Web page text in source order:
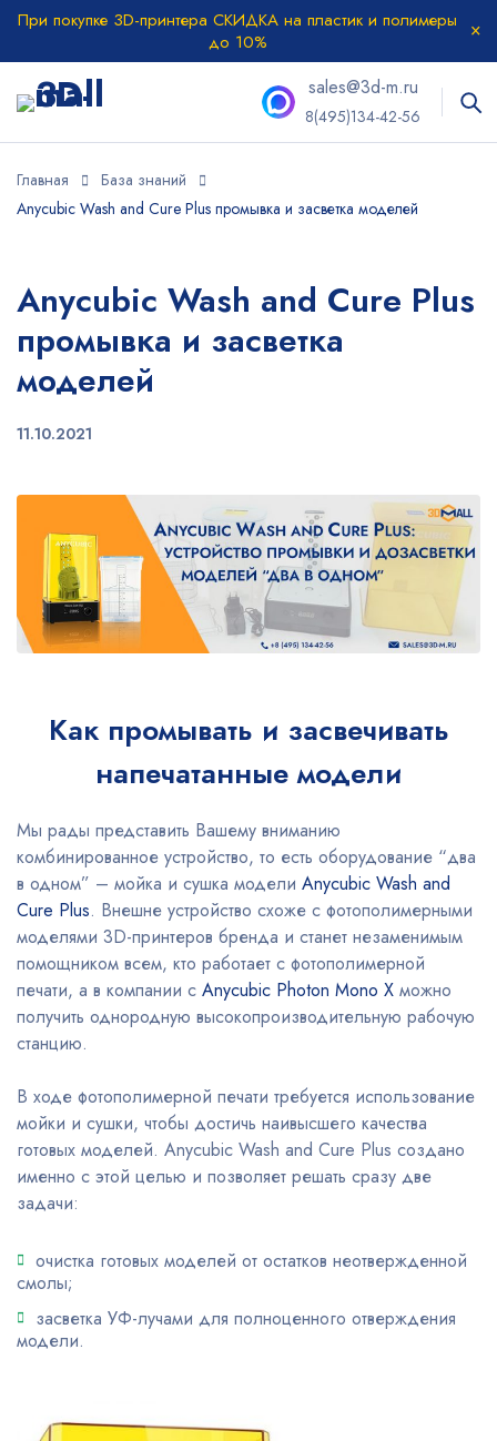
При покупке 3D-принтера СКИДКА на пластик и полимеры
до 10%
sales@3d-m.ru
8(495)134-42-56
Главная
База знаний
Anycubic Wash and Cure Plus промывка и засветка моделей
Anycubic Wash and Cure Plus
промывка и засветка
моделей
11.10.2021
Как промывать и засвечивать
напечатанные модели
Мы рады представить Вашему вниманию
комбинированное устройство, то есть оборудование “два
в одном” – мойка и сушка модели Anycubic Wash and
Cure Plus. Внешне устройство схоже с фотополимерными
моделями 3D-принтеров бренда и станет незаменимым
помощником всем, кто работает с фотополимерной
печати, а в компании с Anycubic Photon Mono X можно
получить однородную высокопроизводительную рабочую
станцию.
В ходе фотополимерной печати требуется использование
мойки и сушки, чтобы достичь наивысшего качества
готовых моделей. Anycubic Wash and Cure Plus создано
именно с этой целью и позволяет решать сразу две
задачи:
очистка готовых моделей от остатков неотвержденной
смолы;
засветка УФ-лучами для полноценного отверждения
модели.